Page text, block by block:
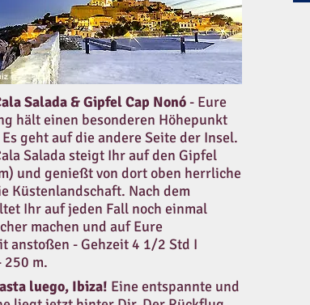
Salada & Gipfel Cap Nonó- Eure
hält einen besonderen Höhepunkt
geht auf die andere Seite der Insel.
Salada steigt Ihr auf den Gipfel
und genießt von dort oben herrliche
Küstenlandschaft. Nach dem
Ihr auf jeden Fall noch einmal
machen und auf Eure
anstoßen - Gehzeit 4 1/2 Std I
250 m.
luego, Ibiza! Eine entspannte und